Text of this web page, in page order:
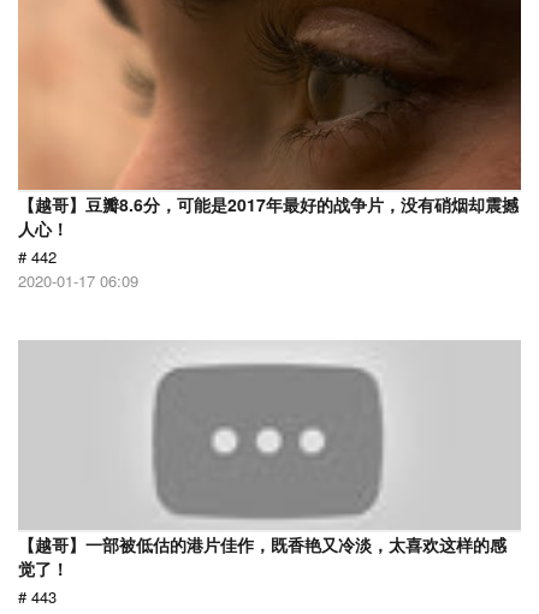
【越哥】豆瓣8.6分，可能是2017年最好的战争片，没有硝烟却震撼
人心！
# 442
2020-01-17 06:09
【越哥】一部被低估的港片佳作，既香艳又冷淡，太喜欢这样的感
觉了！
# 443